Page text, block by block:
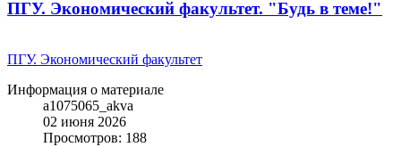
ПГУ. Экономический факультет. "Будь в теме!"
ПГУ. Экономический факультет
Информация о материале
a1075065_akva
02 июня 2026
Просмотров: 188